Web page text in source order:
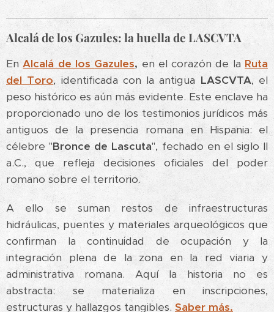
Alcalá de los Gazules: la huella de LASCVTA
EnAlcalá de los Gazules, en el corazón de la Ruta
del Toro, identificada con la antigua LASCVTA, el
peso histórico es aún más evidente. Este enclave ha
proporcionado uno de los testimonios jurídicos más
antiguos de la presencia romana en Hispania: el
célebre "Bronce de Lascuta", fechado en el siglo II
a.C., que refleja decisiones oficiales del poder
romano sobre el territorio.
A ello se suman restos de infraestructuras
hidráulicas, puentes y materiales arqueológicos que
confirman la continuidad de ocupación y la
integración plena de la zona en la red viaria y
administrativa romana. Aquí la historia no es
abstracta: se materializa en inscripciones,
estructuras y hallazgos tangibles. Saber más.